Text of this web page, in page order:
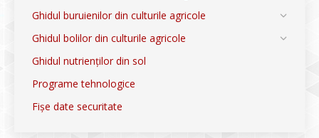
Ghidul buruienilor din culturile agricole
Ghidul bolilor din culturile agricole
Ghidul nutrienților din sol
Programe tehnologice
Fișe date securitate